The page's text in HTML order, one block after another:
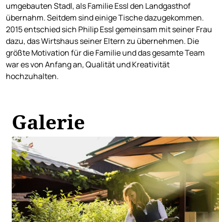
umgebauten Stadl, als Familie Essl den Landgasthof
übernahm. Seitdem sind einige Tische dazugekommen.
2015 entschied sich Philip Essl gemeinsam mit seiner Frau
dazu, das Wirtshaus seiner Eltern zu übernehmen. Die
größte Motivation für die Familie und das gesamte Team
war es von Anfang an, Qualität und Kreativität
hochzuhalten.
Galerie